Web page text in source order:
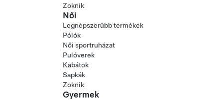
Zoknik
Női
Legnépszerűbb termékek
Pólók
Női sportruházat
Pulóverek
Kabátok
Sapkák
Zoknik
Gyermek